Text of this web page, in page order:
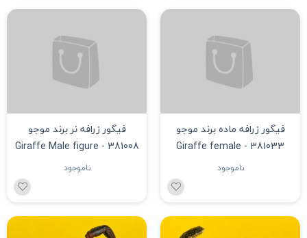
فیگور زرافه ماده برند موجو
381033 - Giraffe female
فیگور زرافه نر برند موجو
381008 - Giraffe Male figure